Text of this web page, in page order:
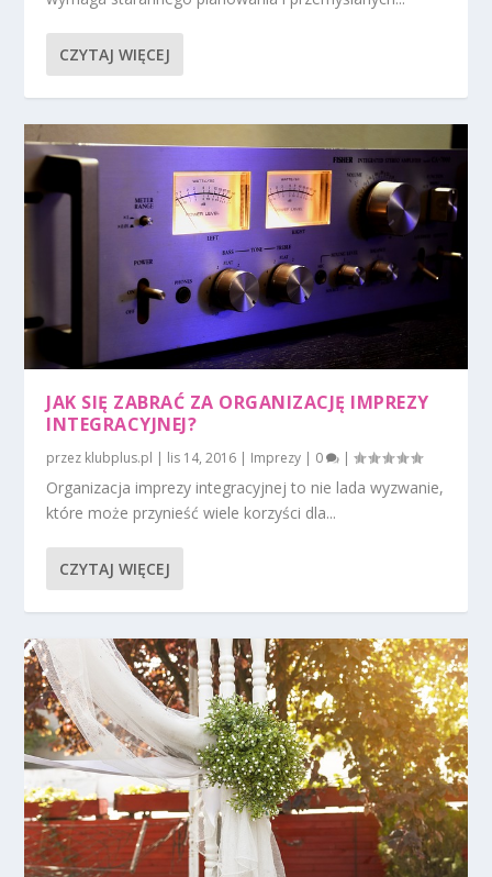
CZYTAJ WIĘCEJ
JAK SIĘ ZABRAĆ ZA ORGANIZACJĘ IMPREZY
INTEGRACYJNEJ?
przez klubplus.pl | lis 14, 2016 | Imprezy | 0 |
Organizacja imprezy integracyjnej to nie lada wyzwanie,
które może przynieść wiele korzyści dla...
CZYTAJ WIĘCEJ